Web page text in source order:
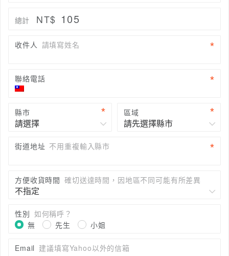
總計 NT$ 105
收件人 請填寫姓名
聯絡電話
縣市 區域
街道地址 不用重複輸入縣市
方便收貨時間 確切送達時間，因地區不同可能有所差異
性別 如何稱呼？
無
先生 小姐
Email 建議填寫Yahoo以外的信箱